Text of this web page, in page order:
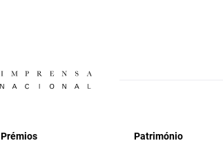
Prémios
Património